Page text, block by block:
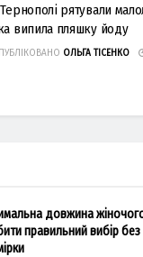
рятували
випила пляшку йоду
ОЛЬГА ТІСЕНКО
довжина
правильний вибір